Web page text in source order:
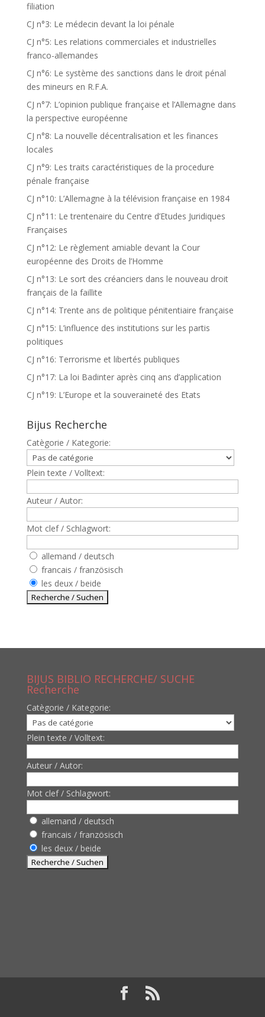
filiation
CJ n°3: Le médecin devant la loi pénale
CJ n°5: Les relations commerciales et industrielles
franco-allemandes
CJ n°6: Le système des sanctions dans le droit pénal
des mineurs en R.F.A.
CJ n°7: L’opinion publique française et l’Allemagne dans
la perspective européenne
CJ n°8: La nouvelle décentralisation et les finances
locales
CJ n°9: Les traits caractéristiques de la procedure
pénale française
CJ n°10: L’Allemagne à la télévision française en 1984
CJ n°11: Le trentenaire du Centre d’Etudes Juridiques
Françaises
CJ n°12: Le règlement amiable devant la Cour
européenne des Droits de l’Homme
CJ n°13: Le sort des créanciers dans le nouveau droit
français de la faillite
CJ n°14: Trente ans de politique pénitentiaire française
CJ n°15: L’influence des institutions sur les partis
politiques
CJ n°16: Terrorisme et libertés publiques
CJ n°17: La loi Badinter après cinq ans d’application
CJ n°19: L’Europe et la souveraineté des Etats
Bijus Recherche
Catègorie / Kategorie:
Plein texte / Volltext:
Auteur / Autor:
Mot clef / Schlagwort:
allemand / deutsch
francais / französisch
les deux / beide
BIJUS BIBLIO RECHERCHE/ SUCHE
Recherche
Catègorie / Kategorie:
Plein texte / Volltext:
Auteur / Autor:
Mot clef / Schlagwort:
allemand / deutsch
francais / französisch
les deux / beide